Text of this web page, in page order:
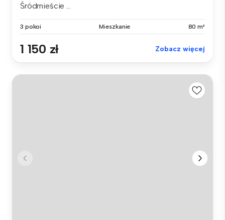
Śródmieście ...
3 pokoi Mieszkanie 80 m²
1 150 zł Zobacz więcej